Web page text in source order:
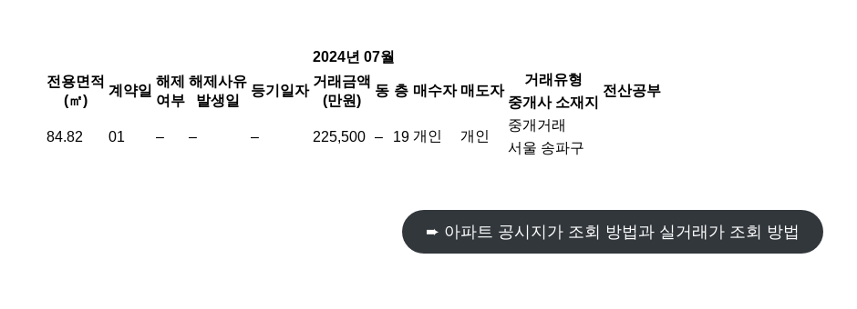
2024년 07월
전용면적
(㎡)
계약일
해제
여부
해제사유
발생일
등기일자
거래금액
(만원)
동 층 매수자 매도자
거래유형
전산공부
중개사 소재지
84.82 01 – – – 225,500 – 19 개인 개인
중개거래
서울 송파구
➨ 아파트 공시지가 조회 방법과 실거래가 조회 방법